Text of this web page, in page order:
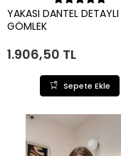
Sepete Ekle
YAKASI DANTEL DETAYLI
GÖMLEK
1.906,50 TL
Sepete Ekle